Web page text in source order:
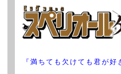
『満ちても欠けても君が好